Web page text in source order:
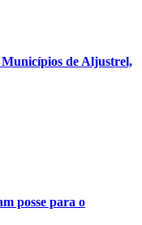
Municípios de Aljustrel,
posse para o